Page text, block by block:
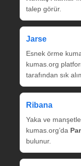
talep görür.
Jarse
Esnek örme
kumas.org
tarafından sık
Ribana
Yaka ve
kumas.org’da
bulunur.